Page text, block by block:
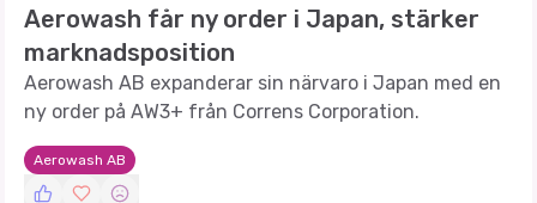
Aerowash får ny order i Japan, stärker
marknadsposition
Aerowash AB expanderar sin närvaro i Japan med en
ny order på AW3+ från Correns Corporation.
Aerowash AB